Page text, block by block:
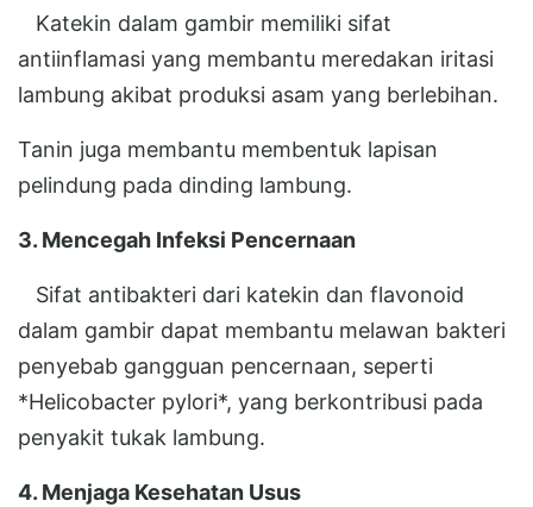
Katekin dalam gambir memiliki sifat
antiinflamasi yang membantu meredakan iritasi
lambung akibat produksi asam yang berlebihan.
Tanin juga membantu membentuk lapisan
pelindung pada dinding lambung.
3. Mencegah Infeksi Pencernaan
Sifat antibakteri dari katekin dan flavonoid
dalam gambir dapat membantu melawan bakteri
penyebab gangguan pencernaan, seperti
*Helicobacter pylori*, yang berkontribusi pada
penyakit tukak lambung.
4. Menjaga Kesehatan Usus